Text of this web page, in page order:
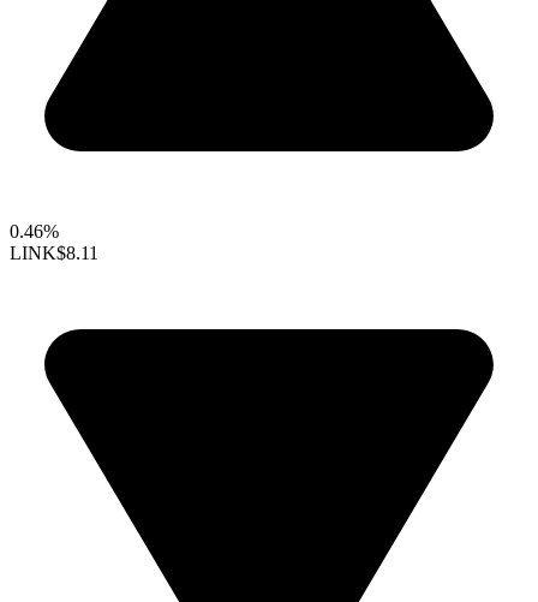
0.46%
LINK$8.11